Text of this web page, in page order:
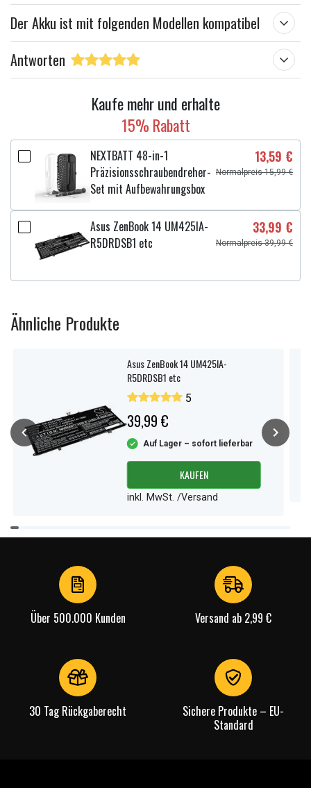
Der Akku ist mit folgenden Modellen kompatibel
Antworten
Kaufe mehr und erhalte
15% Rabatt
NEXTBATT 48-in-1
Präzisionsschraubendreher-
Set mit Aufbewahrungsbox
13,59 €
Normalpreis 15,99 €
Asus ZenBook 14 UM425IA-
R5DRDSB1 etc
33,99 €
Normalpreis 39,99 €
Ähnliche Produkte
Asus ZenBook 14 UM425IA-
R5DRDSB1 etc
5
39,99 €
Auf Lager – sofort lieferbar
KAUFEN
inkl. MwSt. /Versand
Item
1
Über 500.000 Kunden Versand ab 2,99 €
30 Tag Rückgaberecht
Sichere Produkte – EU-
Standard